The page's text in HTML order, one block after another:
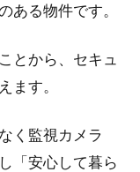
ある物件です。
とから、セキュ
ます。
く監視カメラ
「安心して暮ら